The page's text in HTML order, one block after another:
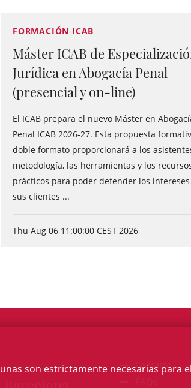
FORMACIÓN ICAB
Máster ICAB de
Jurídica en Abogacía Penal
(presencial y on-line)
El ICAB prepara el nuevo Máster en
Penal ICAB 2026-27. Esta propuesta
doble formato proporcionará a los
metodología, las herramientas y los
prácticos para poder defender los
sus clientes ...
Thu Aug 06 11:00:00 CEST 2026
Contacto
son estrictamente necesarias